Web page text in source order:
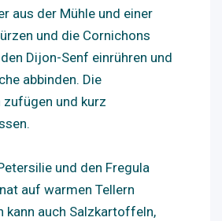
aus der Mühle und einer
und die Cornichons
Dijon-Senf einrühren und
abbinden. Die
und kurz
und den Fregula
auf warmen Tellern
kann auch Salzkartoffeln,